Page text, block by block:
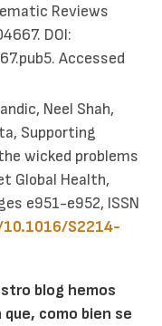
Reviews
DOI:
Accessed
Neel Shah,
Supporting
wicked problems
Global Health,
e951-e952, ISSN
S2214-
blog hemos
como bien se